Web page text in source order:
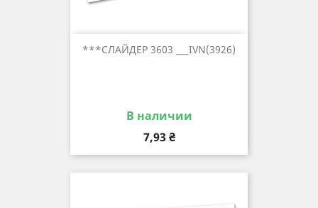
***СЛАЙДЕР 3603 ___IVN(3926)
В наличии
Цена
7,93 ₴